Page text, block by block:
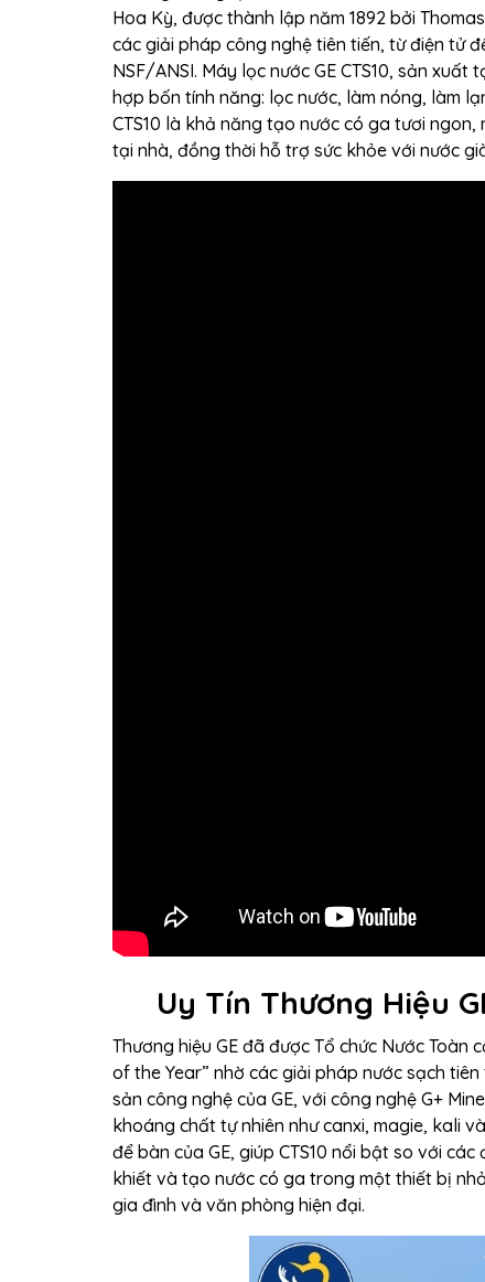
Hoa Kỳ, được thành lập năm 1892 bởi
các giải pháp công nghệ tiên tiến, từ điện tử
NSF/ANSI. Máy lọc nước GE CTS10, sản
hợp bốn tính năng: lọc nước, làm nóng, làm
CTS10 là khả năng tạo nước có ga tươi
tại nhà, đồng thời hỗ trợ sức khỏe với nước
Uy Tín Thương Hiệu
Thương hiệu GE đã được Tổ chức Nước
of the Year” nhờ các giải pháp nước sạch
sản công nghệ của GE, với công nghệ G+
khoáng chất tự nhiên như canxi, magie, kali
để bàn của GE, giúp CTS10 nổi bật so với
khiết và tạo nước có ga trong một thiết bị
gia đình và văn phòng hiện đại.